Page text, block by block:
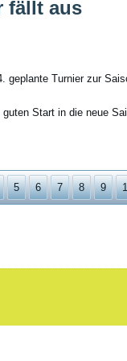
fällt aus
geplante Turnier zur
Start in die neue
5 6 7 8 9